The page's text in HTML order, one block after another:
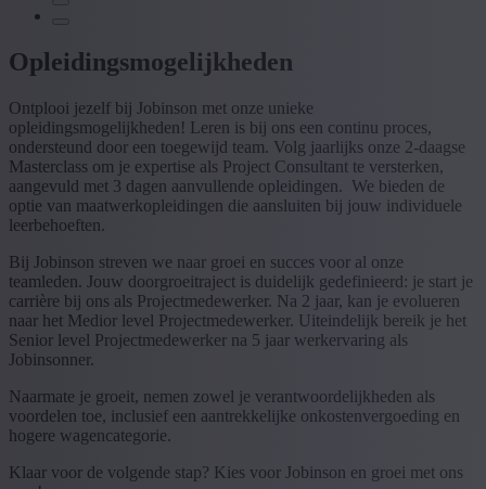
Opleidingsmogelijkheden
Ontplooi jezelf bij Jobinson met onze unieke
opleidingsmogelijkheden! Leren is bij ons een continu proces,
ondersteund door een toegewijd team. Volg jaarlijks onze 2-daagse
Masterclass om je expertise als Project Consultant te versterken,
aangevuld met 3 dagen aanvullende opleidingen. We bieden de
optie van maatwerkopleidingen die aansluiten bij jouw individuele
leerbehoeften.
Bij Jobinson streven we naar groei en succes voor al onze
teamleden. Jouw doorgroeitraject is duidelijk gedefinieerd: je start je
carrière bij ons als Projectmedewerker. Na 2 jaar, kan je evolueren
naar het Medior level Projectmedewerker. Uiteindelijk bereik je het
Senior level Projectmedewerker na 5 jaar werkervaring als
Jobinsonner.
Naarmate je groeit, nemen zowel je verantwoordelijkheden als
voordelen toe, inclusief een aantrekkelijke onkostenvergoeding en
hogere wagencategorie.
Klaar voor de volgende stap? Kies voor Jobinson en groei met ons